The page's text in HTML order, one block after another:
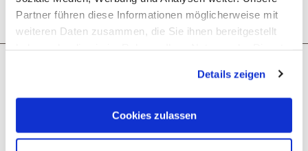
Partner führen diese Informationen möglicherweise mit
weiteren Daten zusammen, die Sie ihnen bereitgestellt
Cookies, wenn Sie unsere Webseite weiterhin nutzen.
Details zeigen
Cookies zulassen
Wat zou je als volgende willen
doen?